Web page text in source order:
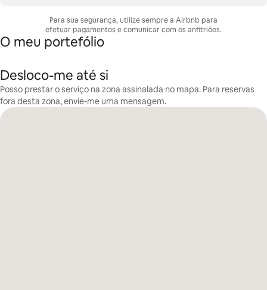
Para sua segurança, utilize sempre a Airbnb para
efetuar pagamentos e comunicar com os anfitriões.
O meu portefólio
Desloco-me até si
Posso prestar o serviço na zona assinalada no mapa. Para reservas
fora desta zona, envie-me uma mensagem.